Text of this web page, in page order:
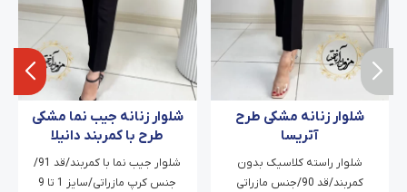
شلوار زنانه مشکی طرح
آتریسا
شلوار راسته کلاسیک بدون
کمربند/قد 90/جنس مازراتی
شلوار زنانه جیب نما مشکی
طرح با کمربند دانیلا
شلوار جیب نما با کمربند/قد 91/
جنس کرپ مازراتی/سایز 1 تا 9